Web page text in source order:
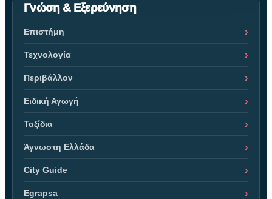
Γνώση & Εξερεύνηση
Επιστήμη
Τεχνολογία
Περιβάλλον
Ειδική Αγωγή
Ταξίδια
Άγνωστη Ελλάδα
City Guide
Egrapsa